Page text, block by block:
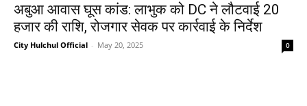
अबुआ आवास घूस कांड: लाभुक को DC ने लौटवाई 20
हजार की राशि, रोजगार सेवक पर कार्रवाई के निर्देश
City Hulchul Official - May 20, 2025 0